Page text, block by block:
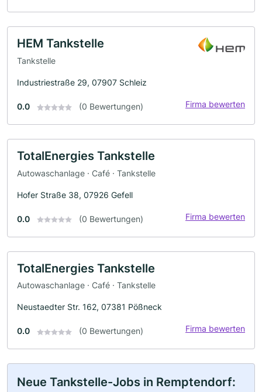
HEM Tankstelle
Tankstelle
Industriestraße 29, 07907 Schleiz
0.0 (0 Bewertungen) Firma bewerten
TotalEnergies Tankstelle
Autowaschanlage · Café · Tankstelle
Hofer Straße 38, 07926 Gefell
0.0 (0 Bewertungen) Firma bewerten
TotalEnergies Tankstelle
Autowaschanlage · Café · Tankstelle
Neustaedter Str. 162, 07381 Pößneck
0.0 (0 Bewertungen) Firma bewerten
Neue Tankstelle-Jobs in Remptendorf: